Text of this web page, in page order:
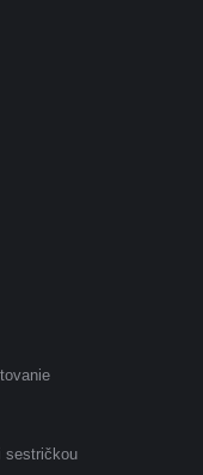
sestričkou